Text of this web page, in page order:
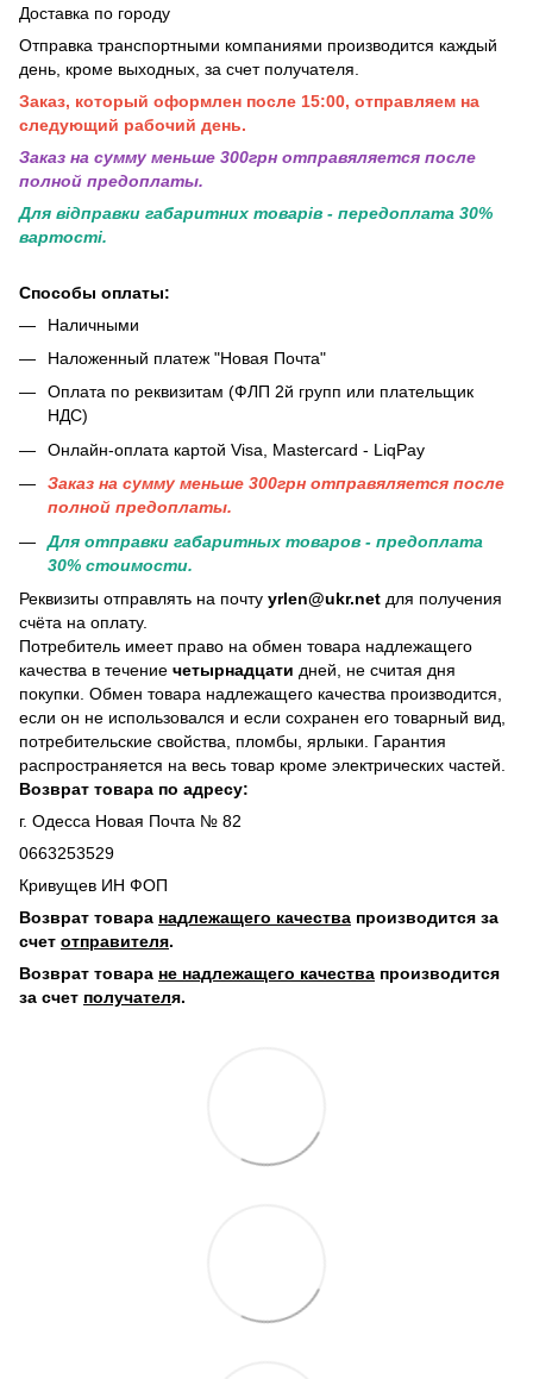
Доставка по городу
Отправка транспортными компаниями производится каждый
день, кроме выходных, за счет получателя.
Заказ, который оформлен после 15:00, отправляем на
следующий рабочий день.
Заказ на сумму меньше 300грн отправяляется после
полной предоплаты.
Для відправки габаритних товарів - передоплата 30%
вартості.
Способы оплаты:
Наличными
Наложенный платеж "Новая Почта"
Оплата по реквизитам (ФЛП 2й групп или плательщик
НДС)
Онлайн-оплата картой Visa, Mastercard - LiqPay
Заказ на сумму меньше 300грн отправяляется после
полной предоплаты.
Для отправки габаритных товаров - предоплата
30% стоимости.
Реквизиты отправлять на почту yrlen@ukr.net для получения
счёта на оплату.
Потребитель имеет право на обмен товара надлежащего
качества в течение четырнадцати дней, не считая дня
покупки. Обмен товара надлежащего качества производится,
если он не использовался и если сохранен его товарный вид,
потребительские свойства, пломбы, ярлыки. Гарантия
распространяется на весь товар кроме электрических частей.
Возврат товара по адресу:
г. Одесса Новая Почта № 82
0663253529
Кривущев ИН ФОП
Возврат товара надлежащего качества производится за
счет отправителя.
Возврат товара не надлежащего качества производится
за счет получателя.